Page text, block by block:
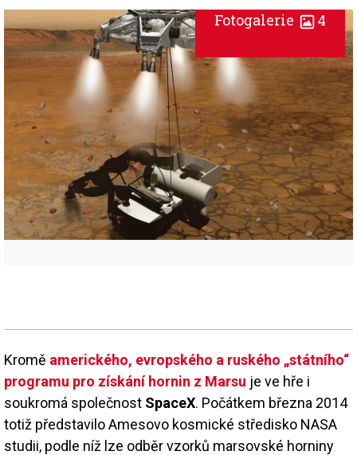
Fotogalerie 4
Kromě amerického, evropského a ruského „státního“
programu pro získání hornin z Marsu je ve hře i
soukromá společnost SpaceX. Počátkem března 2014
totiž představilo Amesovo kosmické středisko NASA
studii, podle níž lze odběr vzorků marsovské horniny